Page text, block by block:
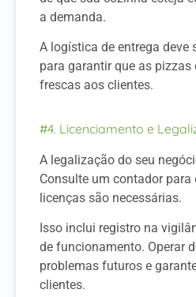
a demanda.
A logística de entrega deve
para garantir que as pizzas
frescas aos clientes.
#4. Licenciamento e
A legalização do seu
Consulte um contador para
licenças são necessárias.
Isso inclui registro na
de funcionamento. Operar
problemas futuros e
clientes.